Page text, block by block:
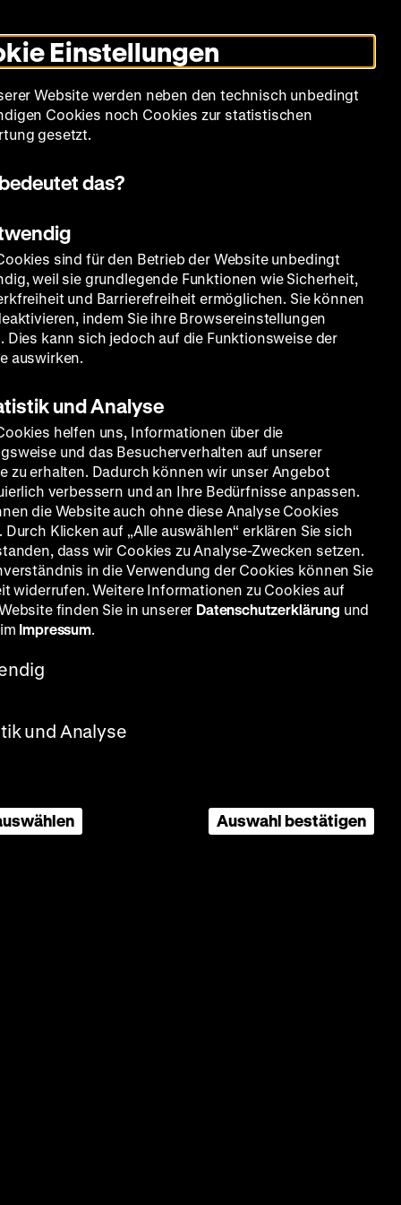
Modus
umschalten
Sprache
Filmreihen Über uns
Reimann, D: Asta Nielsen, Paul
als
Einstellungen
Website werden neben den technisch unbedingt
Cookies noch Cookies zur statistischen
gesetzt.
das?
sind für den Betrieb der Website unbedingt
weil sie grundlegende Funktionen wie Sicherheit,
und Barrierefreiheit ermöglichen. Sie können
indem Sie ihre Browsereinstellungen
Dies kann sich jedoch auf die Funktionsweise der
auswirken.
und Analyse
helfen uns, Informationen über die
und das Besucherverhalten auf unserer
zu erhalten. Dadurch können wir unser Angebot
verbessern und an Ihre Bedürfnisse anpassen.
die Website auch ohne diese Analyse Cookies
Durch Klicken auf „Alle auswählen“ erklären Sie sich
dass wir Cookies zu Analyse-Zwecken setzen.
in die Verwendung der Cookies können Sie
widerrufen. Weitere Informationen zu Cookies auf
finden Sie in unserer Datenschutzerklärung und
Impressum.
und Analyse
Auswahl bestätigen